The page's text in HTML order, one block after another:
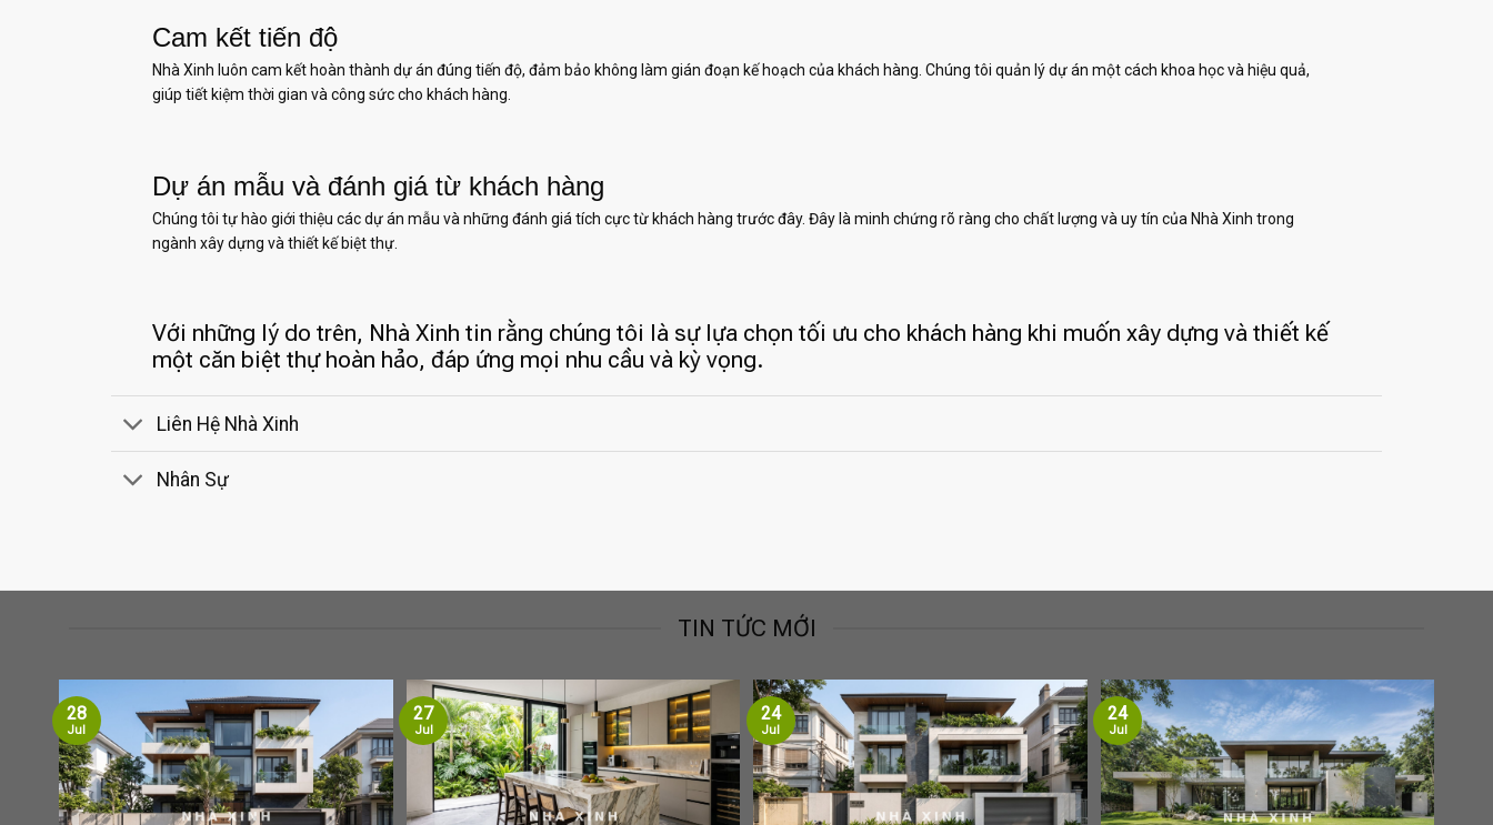
Cam kết tiến độ
Nhà Xinh luôn cam kết hoàn thành dự án đúng tiến độ, đảm bảo không làm gián đoạn kế hoạch của khách hàng. Chúng tôi quản lý dự án một cách khoa học và hiệu quả,
giúp tiết kiệm thời gian và công sức cho khách hàng.
Dự án mẫu và đánh giá từ khách hàng
Chúng tôi tự hào giới thiệu các dự án mẫu và những đánh giá tích cực từ khách hàng trước đây. Đây là minh chứng rõ ràng cho chất lượng và uy tín của Nhà Xinh trong
ngành xây dựng và thiết kế biệt thự.
Với những lý do trên, Nhà Xinh tin rằng chúng tôi là sự lựa chọn tối ưu cho khách hàng khi muốn xây dựng và thiết kế
một căn biệt thự hoàn hảo, đáp ứng mọi nhu cầu và kỳ vọng.
Liên Hệ Nhà Xinh
Nhân Sự
TIN TỨC MỚI
28
Jul
27
Jul
24
Jul
24
Jul